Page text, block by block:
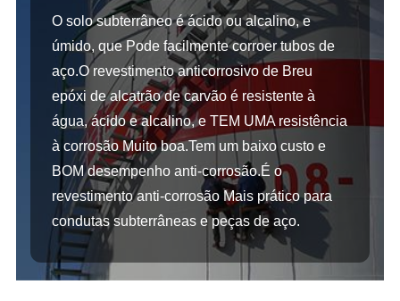
O solo subterrâneo é ácido ou alcalino, e
úmido, que Pode facilmente corroer tubos de
aço.O revestimento anticorrosivo de Breu
epóxi de alcatrão de carvão é resistente à
água, ácido e alcalino, e TEM UMA resistência
à corrosão Muito boa.Tem um baixo custo e
BOM desempenho anti-corrosão.É o
revestimento anti-corrosão Mais prático para
condutas subterrâneas e peças de aço.